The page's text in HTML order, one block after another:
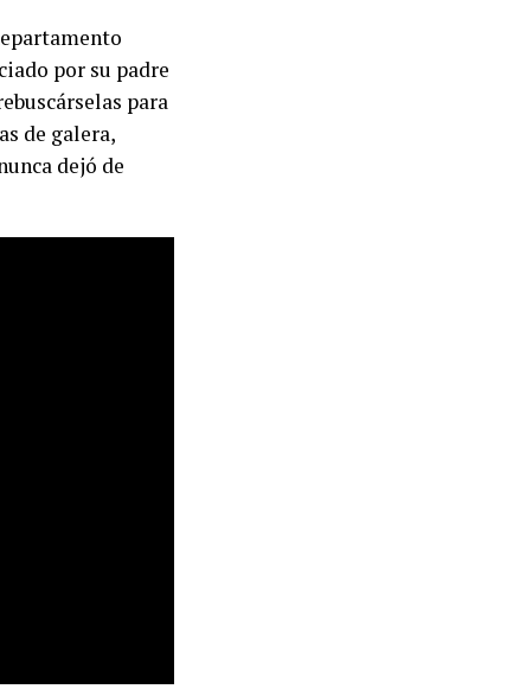
por su padre
para
de galera,
dejó de